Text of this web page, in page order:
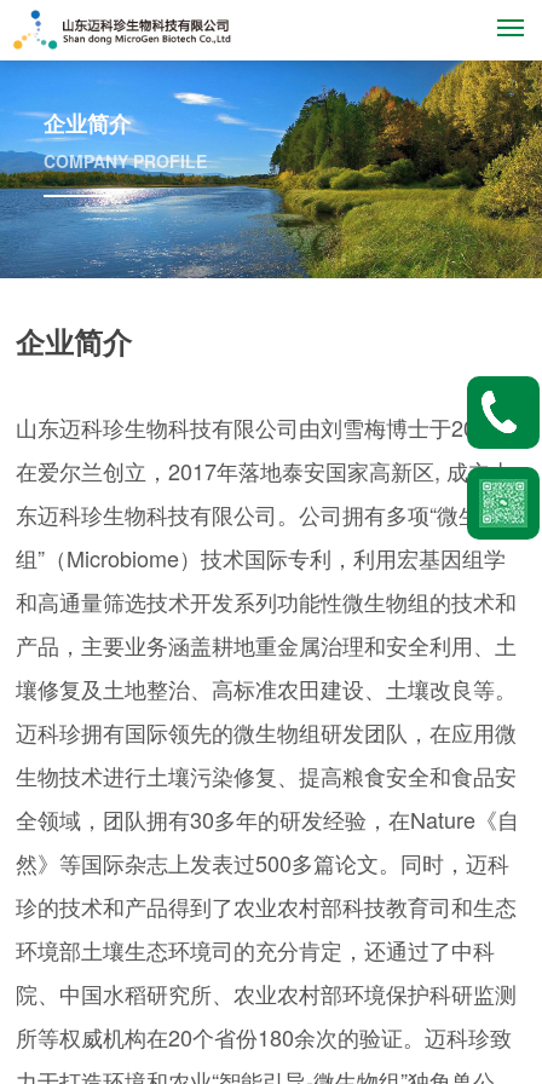
企业简介
COMPANY PROFILE
企业简介
山东迈科珍生物科技有限公司由刘雪梅博士于2012年
在爱尔兰创立，2017年落地泰安国家高新区, 成立山
东迈科珍生物科技有限公司。公司拥有多项“微生物
组”（Microbiome）技术国际专利，利用宏基因组学
和高通量筛选技术开发系列功能性微生物组的技术和
产品，主要业务涵盖耕地重金属治理和安全利用、土
壤修复及土地整治、高标准农田建设、土壤改良等。
迈科珍拥有国际领先的微生物组研发团队，在应用微
生物技术进行土壤污染修复、提高粮食安全和食品安
全领域，团队拥有30多年的研发经验，在Nature《自
然》等国际杂志上发表过500多篇论文。同时，迈科
珍的技术和产品得到了农业农村部科技教育司和生态
环境部土壤生态环境司的充分肯定，还通过了中科
院、中国水稻研究所、农业农村部环境保护科研监测
所等权威机构在20个省份180余次的验证。迈科珍致